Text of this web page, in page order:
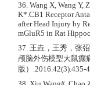
36. Wang X, Wang Y,
K*.CB1 Receptor
after Head Injury by
mGluR5 in Rat
37. 王垚，王秀，张
颅脑外伤模型大鼠癫
版）.2016.42(3).435-